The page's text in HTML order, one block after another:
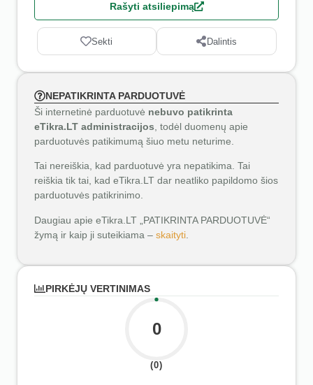
Rašyti atsiliepimą
Sekti Dalintis
NEPATIKRINTA PARDUOTUVĖ
Ši internetinė parduotuvė nebuvo patikrinta
eTikra.LT administracijos , todėl duomenų apie
parduotuvės patikimumą šiuo metu neturime.
Tai nereiškia, kad parduotuvė yra nepatikima. Tai
reiškia tik tai, kad eTikra.LT dar neatliko papildomo šios
parduotuvės patikrinimo.
Daugiau apie eTikra.LT „PATIKRINTA PARDUOTUVĖ“
žymą ir kaip ji suteikiama – skaityti
PIRKĖJŲ VERTINIMAS
0
(0)